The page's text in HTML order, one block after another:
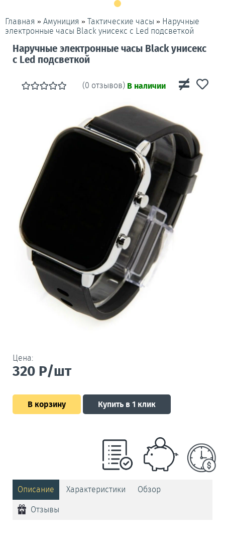
Главная » Амуниция » Тактические часы » Наручные
электронные часы Black унисекс c Led подсветкой
Наручные электронные часы Black унисекс
c Led подсветкой
(0 отзывов) В наличии
Цена:
320 Р/шт
В корзину Купить в 1 клик
Описание Характеристики Обзор
Отзывы